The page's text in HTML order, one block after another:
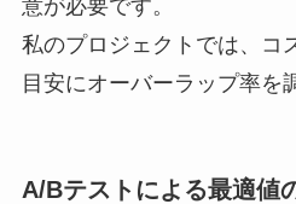
意が必要です。
私のプロジェクトでは、コ
目安にオーバーラップ率を
A/Bテストによる最適値